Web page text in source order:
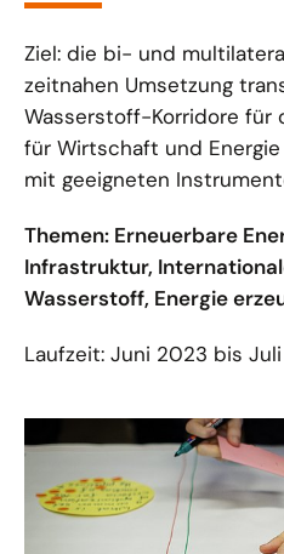
Ziel: die bi- und
zeitnahen Umsetzung
Wasserstoff-Korridore für
für Wirtschaft und
mit geeigneten
Themen: Erneuerbare
Infrastruktur,
Wasserstoff, Energie
Laufzeit: Juni 2023 bis